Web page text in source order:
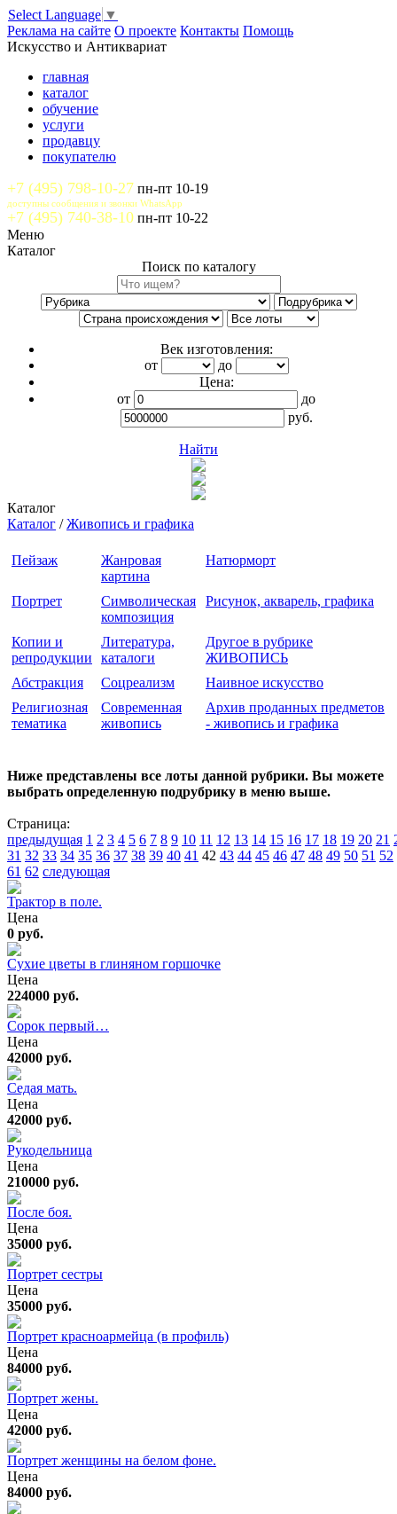
Select Language ▼
Реклама на сайте О проекте Контакты Помощь
Искусство и Антиквариат
главная
каталог
обучение
услуги
продавцу
покупателю
+7 (495) 798-10-27 пн-пт 10-19
доступны сообщения и звонки WhatsApp
+7 (495) 740-38-10 пн-пт 10-22
Меню
Каталог
Поиск по каталогу
Век изготовления:
от
до
Цена:
от
до
руб.
Найти
Каталог
Каталог /Живопись и графика
Пейзаж
Жанровая
картина
Натюрморт
Портрет
Символическая
композиция
Рисунок, акварель, графика
Копии и
репродукции
Литература,
каталоги
Другое в рубрике
ЖИВОПИСЬ
Абстракция
Соцреализм
Наивное искусство
Религиозная
тематика
Современная
живопись
Архив проданных предметов
- живопись и графика
Ниже представлены все лоты данной рубрики. Вы можете
выбрать определенную подрубрику в меню выше.
Страница:
предыдущая 1 2 3 4 5 6 7 8 9 10 11 12 13 14 15 16 17 18 19 20 21
31 32 33 34 35 36 37 38 39 40 41 42 43 44 45 46 47 48 49 50 51 52
61 62 следующая
Трактор в поле.
Цена
0 руб.
Сухие цветы в глиняном горшочке
Цена
224000 руб.
Сорок первый…
Цена
42000 руб.
Седая мать.
Цена
42000 руб.
Рукодельница
Цена
210000 руб.
После боя.
Цена
35000 руб.
Портрет сестры
Цена
35000 руб.
Портрет красноармейца (в профиль)
Цена
84000 руб.
Портрет жены.
Цена
42000 руб.
Портрет женщины на белом фоне.
Цена
84000 руб.